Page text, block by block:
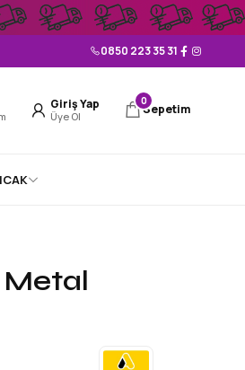
0850 223 35 31
Giriş Yap
Üye Ol
0
Sepetim